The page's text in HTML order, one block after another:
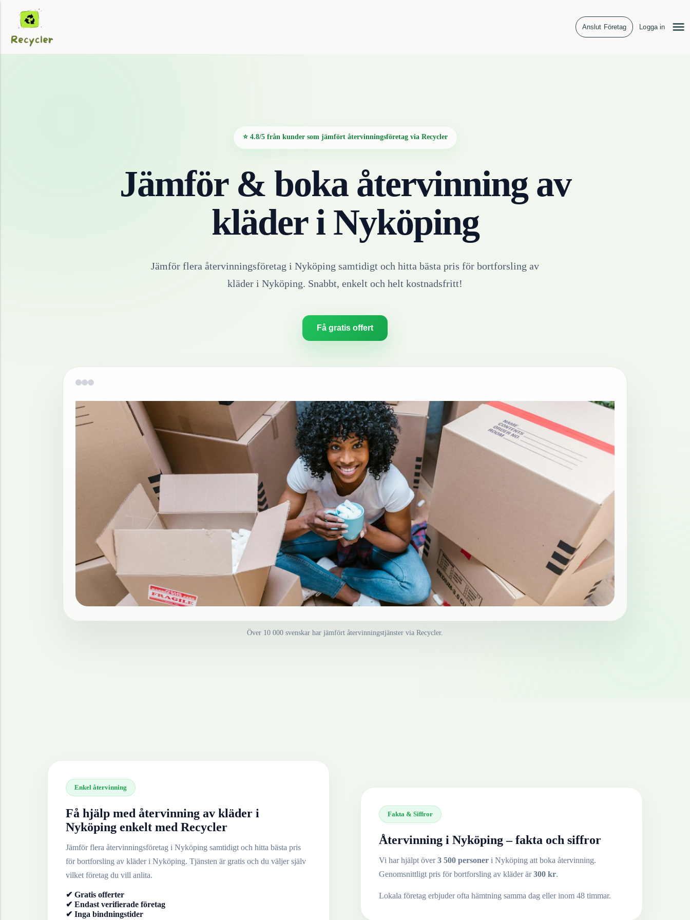
Anslut Företag Logga in
⭐ 4.8/5 från kunder som jämfört återvinningsföretag via Recycler
Jämför & boka återvinning av
kläderi Nyköping
Jämför flera återvinningsföretag i Nyköping samtidigt och hitta bästa pris för bortforsling av
kläder i Nyköping. Snabbt, enkelt och helt kostnadsfritt!
Få gratis offert
Över 10 000 svenskar har jämfört återvinningstjänster via Recycler.
Enkel återvinning
Få hjälp med återvinning av kläder i
Nyköping enkelt med Recycler
Jämför flera återvinningsföretag i Nyköping samtidigt och hitta bästa pris
för bortforsling av kläderi Nyköping. Tjänsten är gratis och du väljer själv
vilket företag du vill anlita.
✔ Gratis offerter
✔ Endast verifierade företag
✔ Inga bindningstider
Fakta & Siffror
Återvinning i Nyköping– fakta och siffror
Vi har hjälpt över3 500 personer i Nyköping att boka återvinning.
Genomsnittligt pris för bortforsling av kläderär300 kr.
Lokala företag erbjuder ofta hämtning samma dag eller inom 48 timmar.